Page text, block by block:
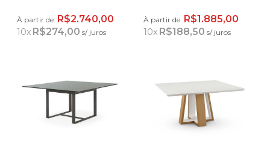
À partir de: R$2.740,00
10x R$274,00 s/ juros
À partir de: R$1.885,00
10x R$188,50 s/ juros